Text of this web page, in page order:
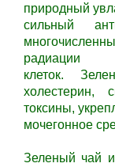
природный
сильный
радиации
клеток.
холестерин,
токсины,
мочегонное
Зеленый чай